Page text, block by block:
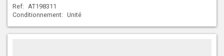
Ref: AT198311
Conditionnement: Unité